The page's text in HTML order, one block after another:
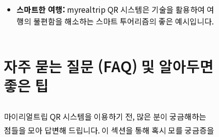
스마트한 여행: myrealtrip QR 시스템은 기술을 활용하여 여
행의 불편함을 해소하는 스마트 투어리즘의 좋은 예시입니다.
자주 묻는 질문 (FAQ) 및 알아두면
좋은 팁
마이리얼트립 QR 시스템을 이용하기 전, 많은 분이 궁금해하는
점들을 모아 답변해 드립니다. 이 섹션을 통해 혹시 모를 궁금증을